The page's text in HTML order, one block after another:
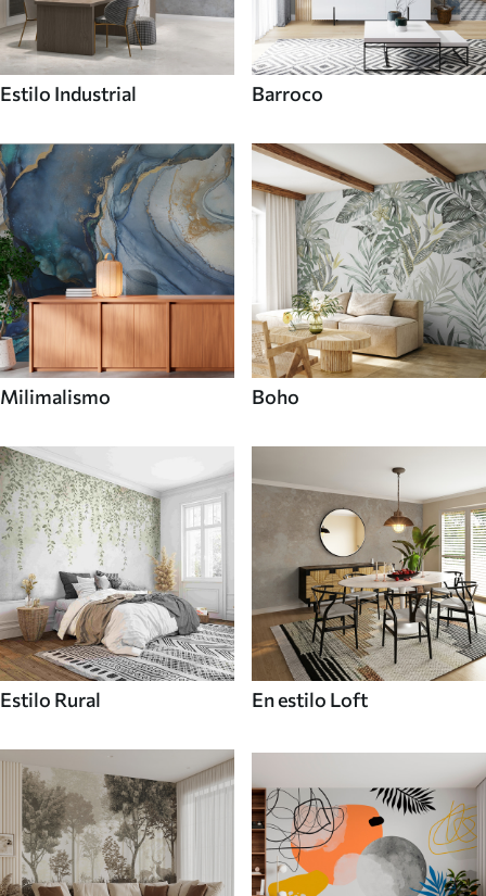
Estilo Industrial Barroco
Milimalismo Boho
Estilo Rural En estilo Loft